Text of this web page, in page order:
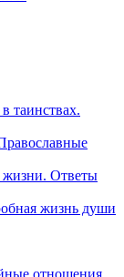
таинствах.
жизни. Ответы
жизнь души
отношения